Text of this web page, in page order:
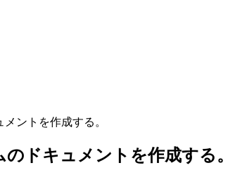
ントを作成する。
ドキュメントを作成する。